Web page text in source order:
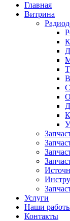
Главная
Витрина
Услуги
Наши
Контакты